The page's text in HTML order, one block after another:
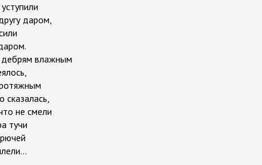
даром,
дебрям влажным
не смели
тучи